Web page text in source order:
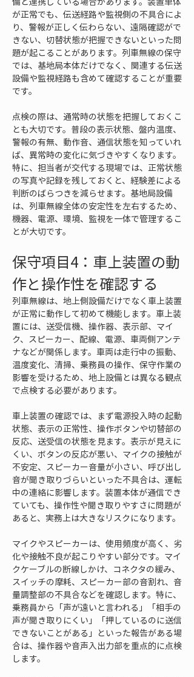
が正常でも、伝送経路や監視側の不具合によ
り、警報が正しく伝わらない、遠隔確認がで
きない、切替状態が把握できないといった問
題が起こることがあります。列車無線の保守
では、基地局本体だけでなく、関連する伝送
設備や監視経路も含めて確認することが重要
です。
点検の際は、通常時の状態を把握しておくこ
とも大切です。普段の表示状態、盤内温度、
警報の有無、動作音、通信状態を知っていれ
ば、異常時の変化に気づきやすくなります。
特に、担当者が交代する現場では、正常状態
の写真や記録を残しておくと、経験差による
判断のばらつきを減らせます。基地局設備
は、列車無線全体の安定性を左右するため、
機器、電源、環境、監視を一体で管理するこ
とが大切です。
保守項目4：車上装置の動
作と操作性を確認する
列車無線は、地上側設備だけでなく車上装置
が正常に動作して初めて機能します。車上装
置には、送受信機、操作器、表示部、マイ
ク、スピーカー、配線、電源、車両側アンテ
ナなどが関係します。車両は走行中の振動、
温度変化、清掃、乗務員の操作、保守作業の
影響を受けるため、地上設備とは異なる観点
で点検する必要があります。
車上装置の確認では、まず電源投入時の起動
状態、表示の正常性、操作ボタンや切替部の
反応、送受信の状態を見ます。表示が見えに
くい、ボタンの反応が悪い、マイクの接触が
不安定、スピーカー音量が小さい、呼び出し
音が聞き取りづらいといった不具合は、運転
中の連絡に影響します。装置本体が通信でき
ていても、操作性や聞き取りやすさに問題が
あると、実務上は大きなリスクになります。
マイクやスピーカーは、使用頻度が高く、劣
化や接触不良が起こりやすい部分です。マイ
クケーブルの断線しかけ、コネクタの緩み、
スイッチの摩耗、スピーカー部の音割れ、音
量調整部の不具合などを確認します。特に、
乗務員から「声が遠いと言われる」「相手の
声が聞き取りにくい」「押しているのに送信
できないことがある」といった報告がある場
合は、操作器や音声入出力部を重点的に点検
します。